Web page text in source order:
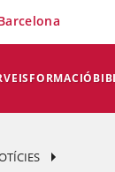
FORMACIÓ